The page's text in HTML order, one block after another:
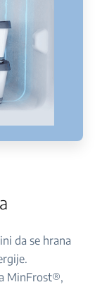
da se hrana
MinFrost®,